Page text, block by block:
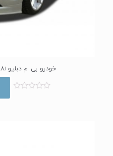
خودرو بی ام دبلیو 318i دنده ای سال 2016